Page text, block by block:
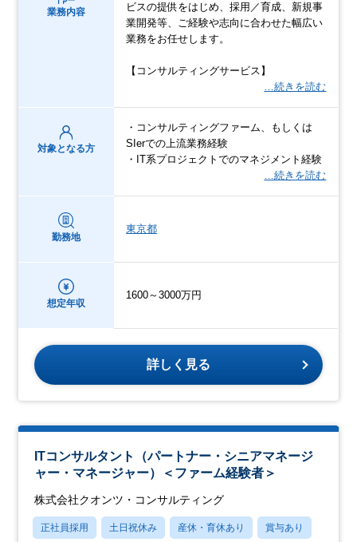
業務内容
ビスの提供をはじめ、採用／育成、新規事
業開発等、ご経験や志向に合わせた幅広い
業務をお任せします。
【コンサルティングサービス】
…続きを読む
対象となる方
・コンサルティングファーム、もしくは
SIerでの上流業務経験
・IT系プロジェクトでのマネジメント経験
…続きを読む
勤務地
東京都
想定年収
1600～3000万円
詳しく見る
ITコンサルタント（パートナー・シニアマネージ
ャー・マネージャー）＜ファーム経験者＞
株式会社クオンツ・コンサルティング
正社員採用 土日祝休み 産休・育休あり 賞与あり